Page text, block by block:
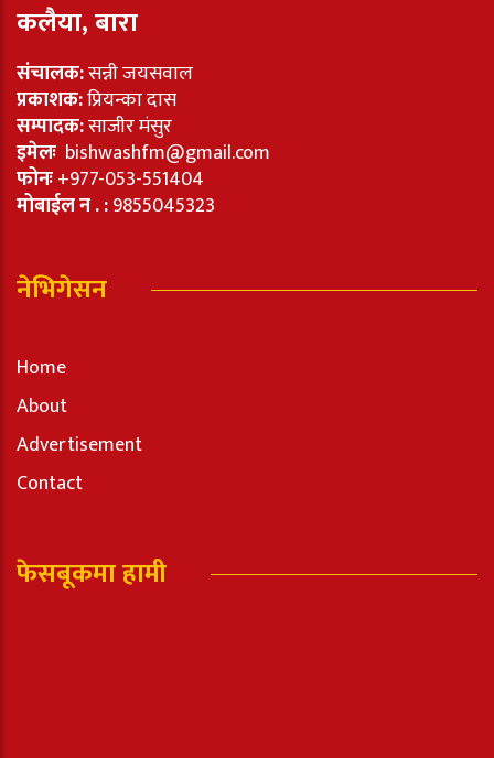
कलैया, बारा
संचालक:सन्नी जयसवाल
प्रकाशक:प्रियन्का दास
सम्पादक:साजीर मंसुर
इमेलः bishwashfm@gmail.com
फोनः+977-053-551404
मोबाईल न . :9855045323
नेभिगेसन
Home
About
Advertisement
Contact
फेसबूकमा हामी